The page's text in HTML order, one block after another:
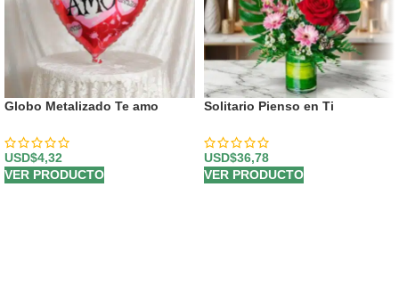
Globo Metalizado Te amo
USD$4,32
VER PRODUCTO
Solitario Pienso en Ti
USD$36,78
VER PRODUCTO